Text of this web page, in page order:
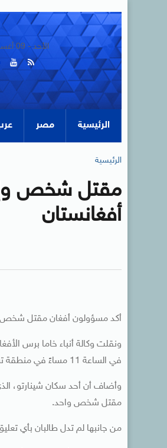
الأحد - 09 أغسطس 2026
الرئيسية مصر
الرئيسية
مقتل شخص
أفغانستان
أكد مسؤولون أفغان مقتل شخص
ونقلت وكالة أنباء خاما برس
في الساعة 11 مساءً في منطقة تشينارتو.
وأضاف أن أحد سكان شينارتو،
مقتل شخص واحد.
من جانبها لم تدل طالبان بأي